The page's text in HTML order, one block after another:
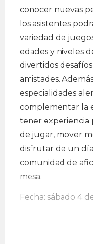
conocer nuevas
los asistentes
variedad de
edades y niveles
divertidos
amistades.
especialidades
complementar la
tener experiencia
de jugar, mover
disfrutar de un
comunidad de
mesa.
Fecha: sábado 4
Lugar: Goethe-